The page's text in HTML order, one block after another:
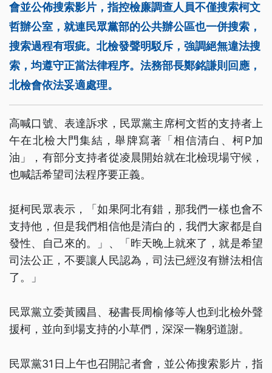
會並公佈搜索影片，指控檢廉調查人員不僅搜索柯文
哲辦公室，就連民眾黨部的公共辦公區也一併搜索，
搜索過程有瑕疵。北檢發聲明駁斥，強調絕無違法搜
索，均遵守正當法律程序。法務部長鄭銘謙則回應，
北檢會依法妥適處理。
高喊口號、表達訴求，民眾黨主席柯文哲的支持者上
午在北檢大門集結，舉牌寫著「相信清白、柯P加
油」，有部分支持者從凌晨開始就在北檢現場守候，
也喊話希望司法程序要正義。
挺柯民眾表示，「如果阿北有錯，那我們一樣也會不
支持他，但是我們相信他是清白的，我們大家都是自
發性、自己來的。」、「昨天晚上就來了，就是希望
司法公正，不要讓人民認為，司法已經沒有辦法相信
了。」
民眾黨立委黃國昌、秘書長周榆修等人也到北檢外聲
援柯，並向到場支持的小草們，深深一鞠躬道謝。
民眾黨31日上午也召開記者會，並公佈搜索影片，指